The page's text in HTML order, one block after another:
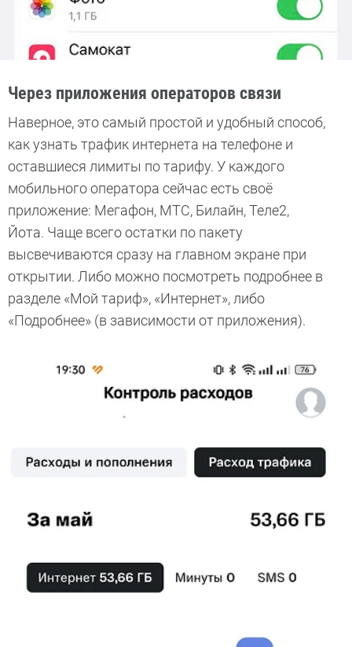
Через приложения операторов связи
Наверное, это самый простой и удобный способ,
как узнать трафик интернета на телефоне и
оставшиеся лимиты по тарифу. У каждого
мобильного оператора сейчас есть своё
приложение: Мегафон, МТС, Билайн, Теле2,
Йота. Чаще всего остатки по пакету
высвечиваются сразу на главном экране при
открытии. Либо можно посмотреть подробнее в
разделе «Мой тариф», «Интернет», либо
«Подробнее» (в зависимости от приложения).